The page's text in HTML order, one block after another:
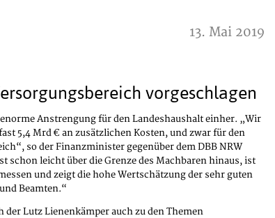
vorgeschlagen
13. Mai 2019
Anstrengung für den Landeshaushalt einher. „Wir
5,4 Mrd € an zusätzlichen Kosten, und zwar für den
so der Finanzminister gegenüber dem DBB NRW
schon leicht über die Grenze des Machbaren hinaus, ist
und zeigt die hohe Wertschätzung der sehr guten
Beamten.“
Lutz Lienenkämper auch zu den Themen